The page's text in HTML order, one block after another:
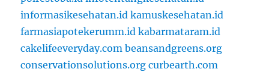
informasikesehatan.id kamuskesehatan.id
farmasiapotekerumm.id kabarmataram.id
cakelifeeveryday.com beansandgreens.org
conservationsolutions.org curbearth.com